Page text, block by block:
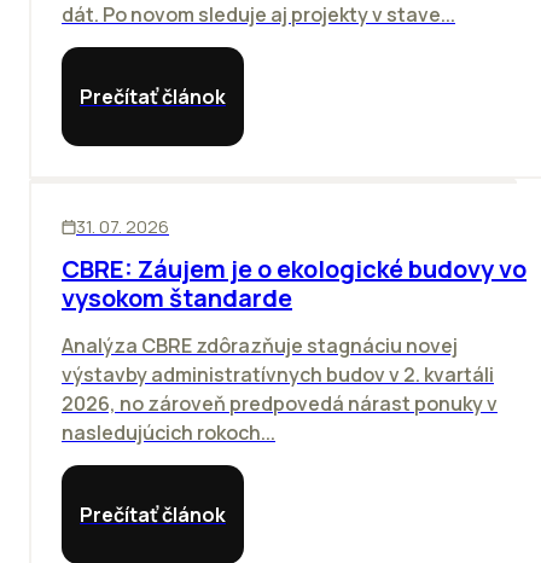
dát. Po novom sleduje aj projekty v stave...
Prečítať článok
31. 07. 2026
CBRE: Záujem je o ekologické budovy vo
vysokom štandarde
Analýza CBRE zdôrazňuje stagnáciu novej
výstavby administratívnych budov v 2. kvartáli
2026, no zároveň predpovedá nárast ponuky v
nasledujúcich rokoch...
Prečítať článok